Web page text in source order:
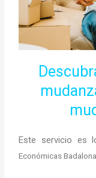
Este servicio es
Económicas